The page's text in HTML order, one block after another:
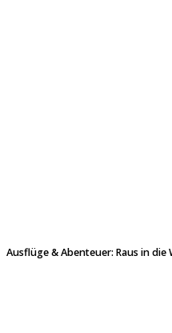
Ausflüge & Abenteuer: Raus in die